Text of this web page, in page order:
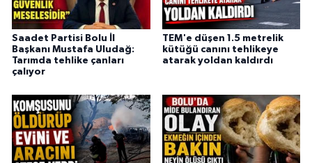
Saadet Partisi Bolu İl
Başkanı Mustafa Uludağ:
Tarımda tehlike çanları
çalıyor
TEM'e düşen 1.5 metrelik
kütüğü canını tehlikeye
atarak yoldan kaldırdı